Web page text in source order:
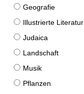
Geografie
Illustrierte Literatur
Judaica
Landschaft
Musik
Pflanzen